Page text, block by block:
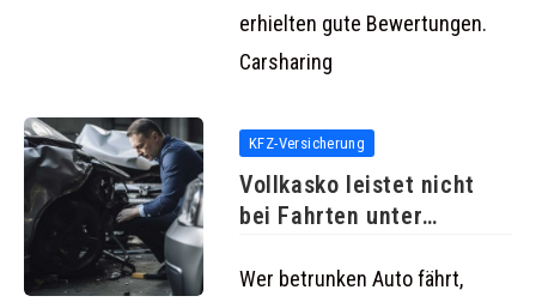
erhielten gute Bewertungen.
Carsharing
KFZ-Versicherung
Vollkasko leistet nicht
bei Fahrten unter
Alkoholeinfluss
Wer betrunken Auto fährt,